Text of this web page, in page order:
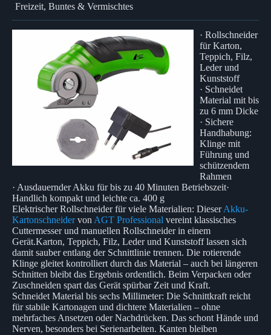
Freizeit, Buntes & Vermischtes
· Rollschneider
für Karton,
Teppich, Filz,
Leder und
Kunststoff
· Schneidet
Material mit bis
zu 6 mm Dicke
· Sichere
Handhabung:
Klinge mit
Führung und
schützendem
Rahmen
· Ausdauernder Akku für bis zu 40 Minuten Betriebszeit·
Handlich kompakt und leichte ca. 400 g
Elektrischer Rollschneider für viele Materialien: DieserAkku-
Kartonschneidervon AGT Professional vereint klassisches
Cuttermesser und manuellen Rollschneider in einem
Gerät.Karton, Teppich, Filz, Leder und Kunststoff lassen sich
damit sauber entlang der Schnittlinie trennen. Die rotierende
Klinge gleitet kontrolliert durch das Material – auch bei längeren
Schnitten bleibt das Ergebnis ordentlich. Beim Verpacken oder
Zuschneiden spart das Gerät spürbar Zeit und Kraft.
Schneidet Material bis sechs Millimeter: Die Schnittkraft reicht
für stabile Kartonagen und dichtere Materialien – ohne
mehrfaches Ansetzen oder Nachdrücken. Das schont Hände und
Nerven, besonders bei Serienarbeiten. Kanten bleiben